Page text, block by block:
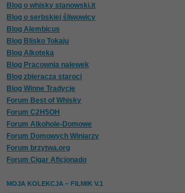
Blog o whisky stanowski.it
Blog o serbskiej śliwowicy
Blog Alembicus
Blog Blisko Tokaju
Blog Alkoteka
Blog Pracownia nalewek
Blog zbieracza staroci
Blog Winne Tradycje
Forum Best of Whisky
Forum C2H5OH
Forum Alkohole-Domowe
Forum Domowych Winiarzy
Forum brzytwa.org
Forum Cigar Aficjonado
MOJA KOLEKCJA – FILMIK V.1